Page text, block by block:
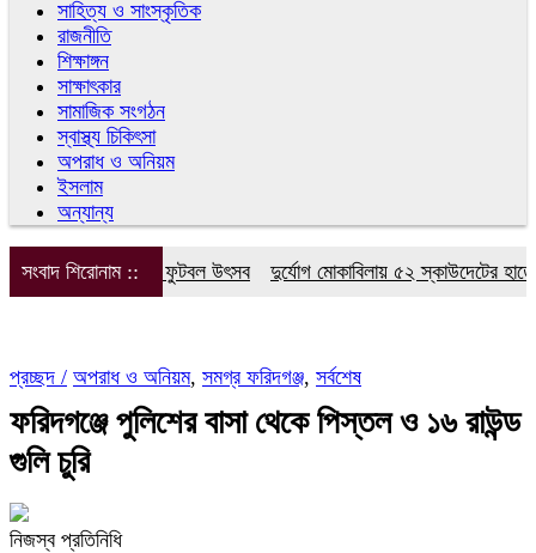
সাহিত্য ও সাংস্কৃতিক
রাজনীতি
শিক্ষাঙ্গন
সাক্ষাৎকার
সামাজিক সংগঠন
স্বাস্থ্য চিকিৎসা
অপরাধ ও অনিয়ম
ইসলাম
অন্যান্য
সংবাদ শিরোনাম ::
অ্যান্ড কলেজের ফুটবল উৎসব দুর্যোগ মোকাবিলায় ৫২ স্কাউদেটের হাতে-
প্রচ্ছদ / অপরাধ ও অনিয়ম, সমগ্র ফরিদগঞ্জ, সর্বশেষ
ফরিদগঞ্জে পুলিশের বাসা থেকে পিস্তল ও ১৬ রাউন্ড
গুলি চুরি
নিজস্ব প্রতিনিধি